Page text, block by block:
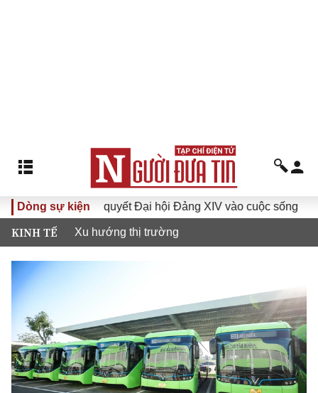
Dòng sự kiện
Đưa Nghị quyết Đại hội Đảng XIV vào cuộc sống
KINH TẾ Xu hướng thị trường